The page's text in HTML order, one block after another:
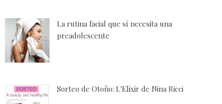
La rutina facial que sí necesita una
preadolescente
Sorteo de Otoño: L'Elixir de Nina Ricci